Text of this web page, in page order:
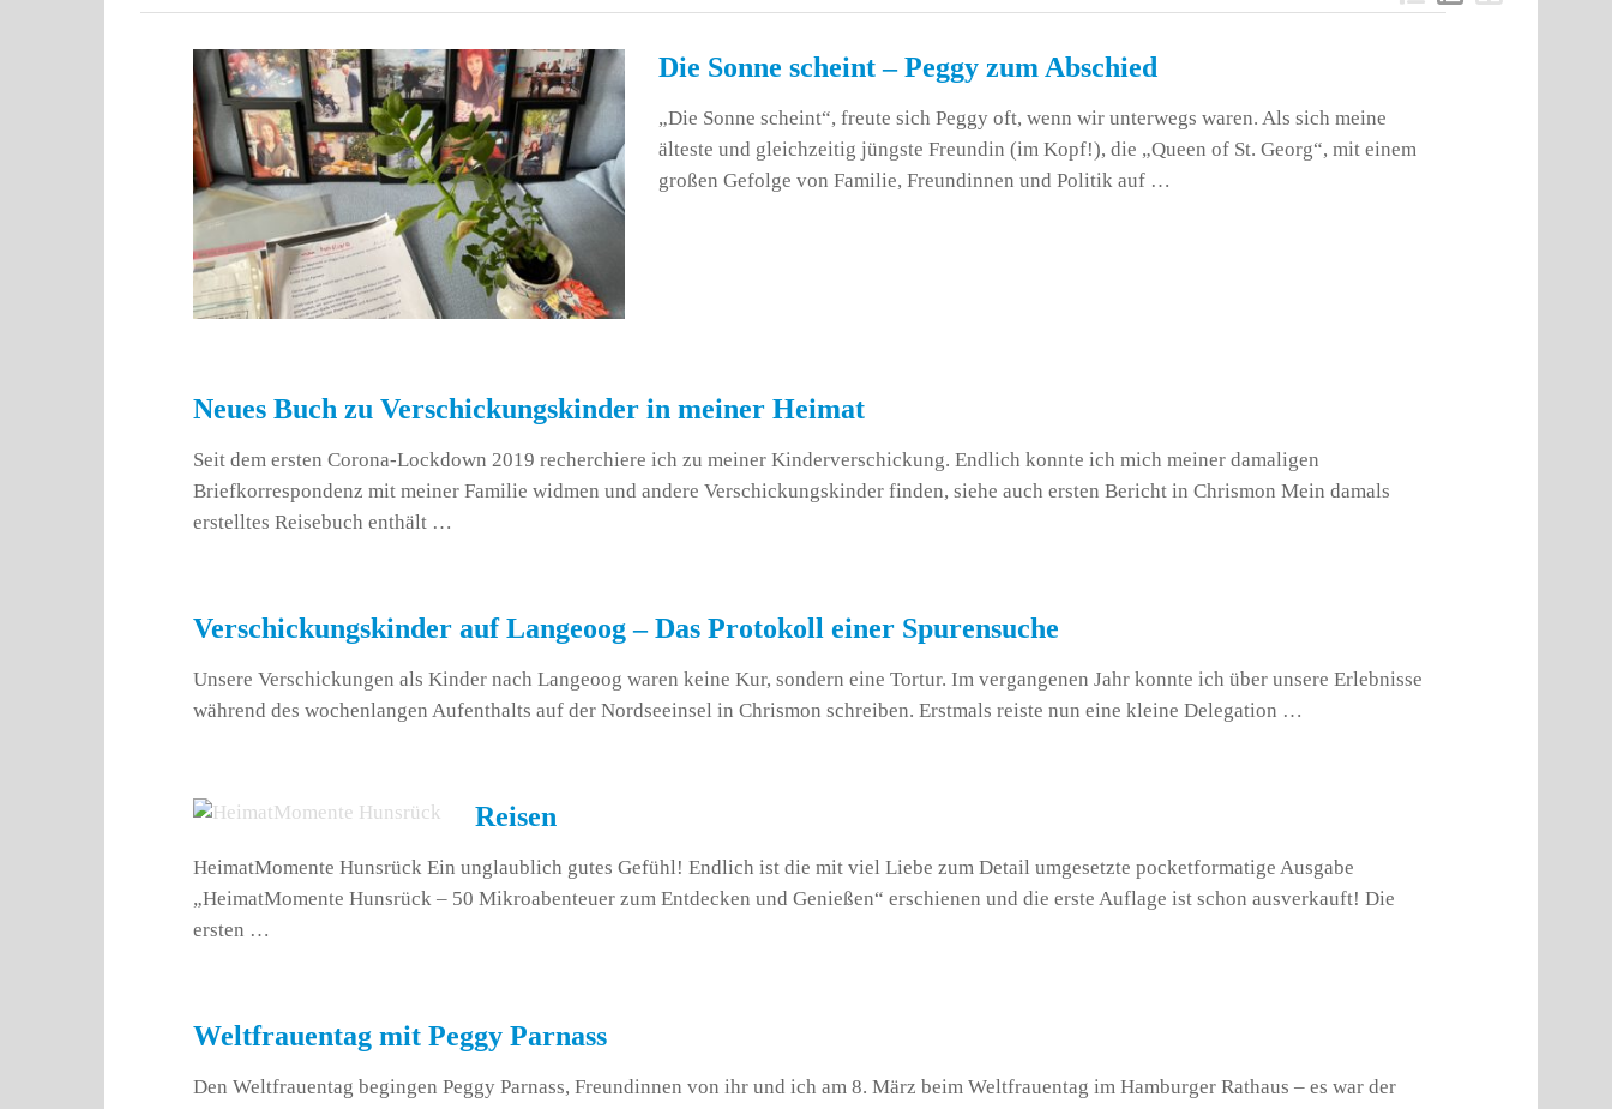
Die Sonne scheint – Peggy zum Abschied
„Die Sonne scheint“, freute sich Peggy oft, wenn wir unterwegs waren. Als sich meine
älteste und gleichzeitig jüngste Freundin (im Kopf!), die „Queen of St. Georg“, mit einem
großen Gefolge von Familie, Freundinnen und Politik auf …
Neues Buch zu Verschickungskinder in meiner Heimat
Seit dem ersten Corona-Lockdown 2019 recherchiere ich zu meiner Kinderverschickung. Endlich konnte ich mich meiner damaligen
Briefkorrespondenz mit meiner Familie widmen und andere Verschickungskinder finden, siehe auch ersten Bericht in Chrismon Mein damals
erstelltes Reisebuch enthält …
Verschickungskinder auf Langeoog – Das Protokoll einer Spurensuche
Unsere Verschickungen als Kinder nach Langeoog waren keine Kur, sondern eine Tortur. Im vergangenen Jahr konnte ich über unsere Erlebnisse
während des wochenlangen Aufenthalts auf der Nordseeinsel in Chrismon schreiben. Erstmals reiste nun eine kleine Delegation …
Reisen
HeimatMomente Hunsrück Ein unglaublich gutes Gefühl! Endlich ist die mit viel Liebe zum Detail umgesetzte pocketformatige Ausgabe
„HeimatMomente Hunsrück – 50 Mikroabenteuer zum Entdecken und Genießen“ erschienen und die erste Auflage ist schon ausverkauft! Die
ersten …
Weltfrauentag mit Peggy Parnass
Den Weltfrauentag begingen Peggy Parnass, Freundinnen von ihr und ich am 8. März beim Weltfrauentag im Hamburger Rathaus – es war der